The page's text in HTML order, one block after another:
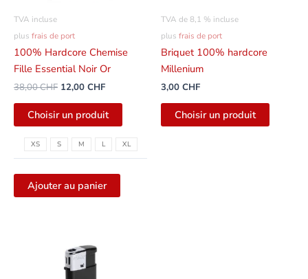
TVA incluse
plus frais de port
100% Hardcore Chemise
Fille Essential Noir Or
38,00CHF 12,00 CHF
Choisir un produit
sélectionnées
la
produit
XS S M L XL
Ajouter au panier
TVA de 8,1 % incluse
plus frais de port
Briquet 100% hardcore
Millenium
3,00 CHF
Choisir un produit